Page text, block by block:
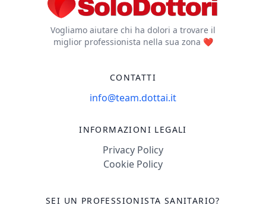
Vogliamo aiutare chi ha dolori a trovare il
miglior professionista nella sua zona ❤️
CONTATTI
info@team.dottai.it
INFORMAZIONI LEGALI
Privacy Policy
Cookie Policy
SEI UN PROFESSIONISTA SANITARIO?